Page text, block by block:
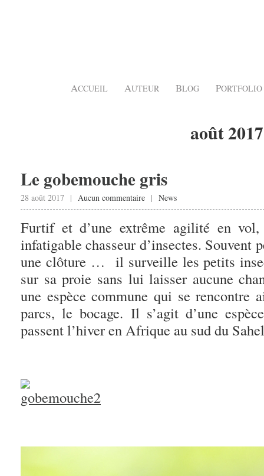
ACCUEIL AUTEUR BLOG PORTFOLIO
août 2017
Le gobemouche gris
28 août 2017 | Aucun commentaire | News
Furtif et d’une extrême agilité en
infatigable chasseur d’insectes. Souvent
une clôture … il surveille les petits
sur sa proie sans lui laisser aucune
une espèce commune qui se rencontre
parcs, le bocage. Il s’agit d’une
passent l’hiver en Afrique au sud du